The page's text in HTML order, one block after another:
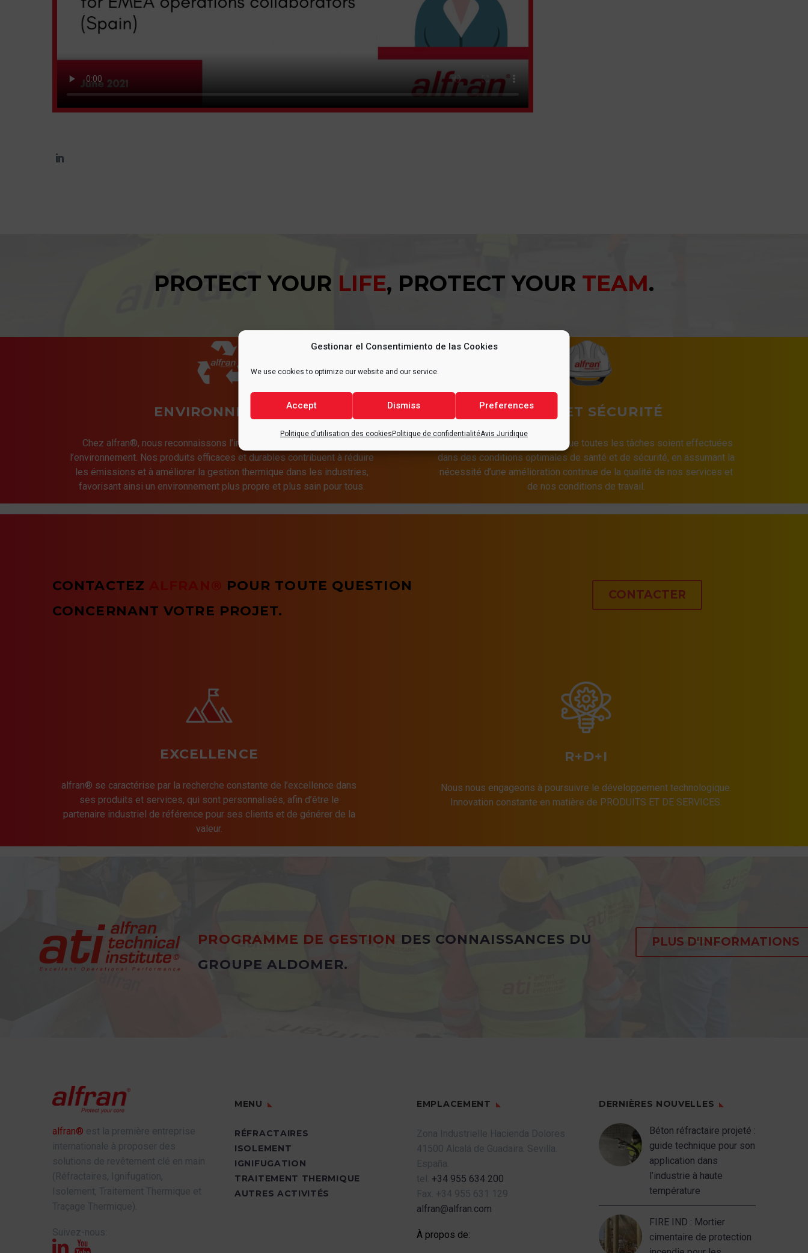
Gestionar el Consentimiento de las Cookies
We use cookies to optimize our website and our service.
Accept Dismiss Preferences
Politique d’utilisation des cookiesPolitique de confidentialitéAvis Juridique
PROTECT YOUR LIFE, PROTECT YOUR TEAM.
ENVIRONNEMENT
Chez alfran®, nous reconnaissons l’importance de la protection de
l’environnement. Nos produits efficaces et durables contribuent à réduire
les émissions et à améliorer la gestion thermique dans les industries,
favorisant ainsi un environnement plus propre et plus sain pour tous.
SANTÉ ET SÉCURITÉ
Il est d’une importance vitale que toutes les tâches soient effectuées
dans des conditions optimales de santé et de sécurité, en assumant la
nécessité d’une amélioration continue de la qualité de nos services et
de nos conditions de travail.
CONTACTEZ
POUR TOUTE QUESTION
CONCERNANT VOTRE PROJET.
CONTACTER
EXCELLENCE
alfran® se caractérise par la recherche constante de l’excellence dans
ses produits et services, qui sont personnalisés, afin d’être le
partenaire industriel de référence pour ses clients et de générer de la
valeur.
R+D+I
Nous nous engageons à poursuivre le développement technologique.
Innovation constante en matière de PRODUITS ET DE SERVICES.
PROGRAMME DE GESTION DES CONNAISSANCES DU
GROUPE ALDOMER.
PLUS D'INFORMATIONS
alfran® est la première entreprise
internationale à proposer des
solutions de revêtement clé en main
(Réfractaires, Ignifugation,
Isolement, Traitement Thermique et
Traçage Thermique).
Suivez-nous:
MENU
RÉFRACTAIRES
ISOLEMENT
IGNIFUGATION
TRAITEMENT THERMIQUE
AUTRES ACTIVITÉS
EMPLACEMENT
Zona Industrielle Hacienda Dolores
41500 Alcalá de Guadaira. Sevilla.
España.
tel. +34 955 634 200
Fax. +34 955 631 129
alfran@alfran.com
À propos de:
DERNIÈRES NOUVELLES
Béton réfractaire projeté :
guide technique pour son
application dans
l’industrie à haute
température
FIRE IND : Mortier
cimentaire de protection